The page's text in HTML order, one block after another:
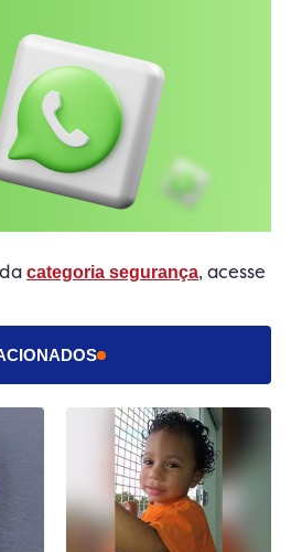
categoria segurança, acesse